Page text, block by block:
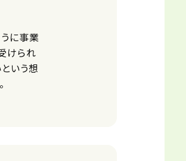
に事業
けられ
いう想